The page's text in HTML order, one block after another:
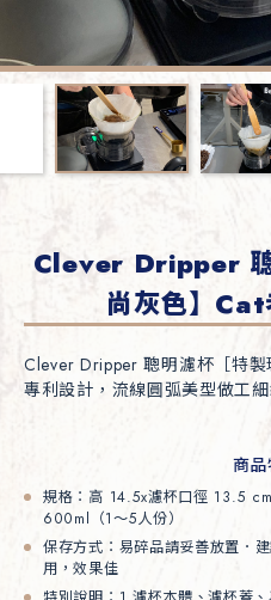
關
Clever Dripper
尚灰色】
Clever Dripper 聰明濾杯［特
專利設計，流線圓弧美型做工
商
規格：高 14.5x濾杯口徑 13.5
600ml（1～5人份）
保存方式：易碎品請妥善放置．
用，效果佳